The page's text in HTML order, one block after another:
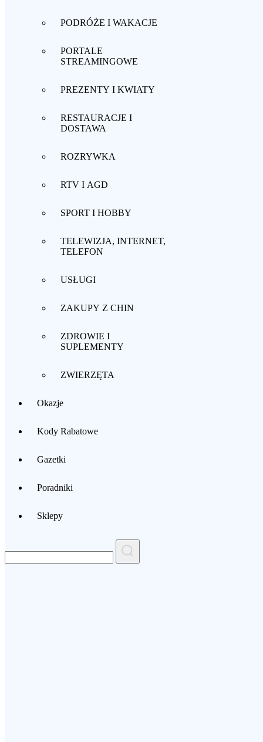
PODRÓŻE I WAKACJE
PORTALE
STREAMINGOWE
PREZENTY I KWIATY
RESTAURACJE I
DOSTAWA
ROZRYWKA
RTV I AGD
SPORT I HOBBY
TELEWIZJA, INTERNET,
TELEFON
USŁUGI
ZAKUPY Z CHIN
ZDROWIE I
SUPLEMENTY
ZWIERZĘTA
Okazje
Kody Rabatowe
Gazetki
Poradniki
Sklepy